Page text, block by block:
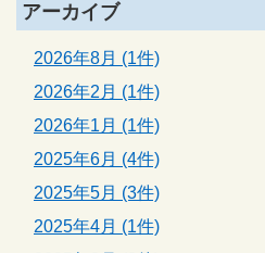
アーカイブ
2026年8月 (1件)
2026年2月 (1件)
2026年1月 (1件)
2025年6月 (4件)
2025年5月 (3件)
2025年4月 (1件)